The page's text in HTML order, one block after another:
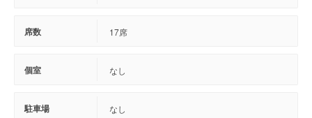
席数 17席
個室 なし
駐車場 なし